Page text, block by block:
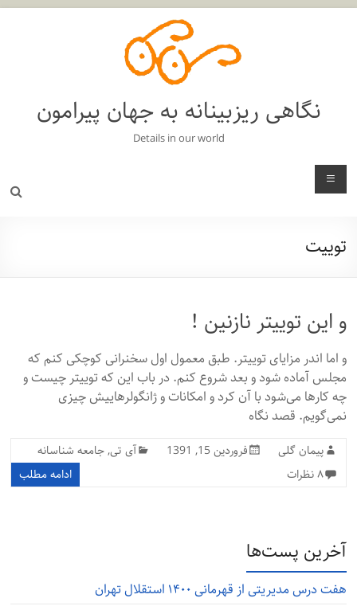
نگاهی ریزبینانه به جهان پیرامون
Details in our world
منو
توییت
و این توییتر نازنین !
و اما اندر مزایای توییتر. طبق معمول اول سخنرانی کوچکی کنم که
مجلس آماده شود و بعد شروع کنم. در باب این که توییتر چیست و
چه کارها می‌شود با آن کرد و امکانات و ژانگولرهاییش چیزی
نمی‌گویم. قصد نگاه
پیمان گلی فروردین 15, 1391 آی تی,جامعه شناسانه
۸ نظرات
ادامه مطلب
آخرین پست‌ها
هفت درس مدیریتی از قهرمانی ۱۴۰۰ استقلال تهران